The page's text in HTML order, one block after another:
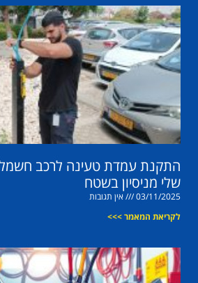
התקנת עמדת טעינה לרכב
שלי מניסיון בשטח
03/11/2025
אין תגובות
לקריאת המאמר >>>